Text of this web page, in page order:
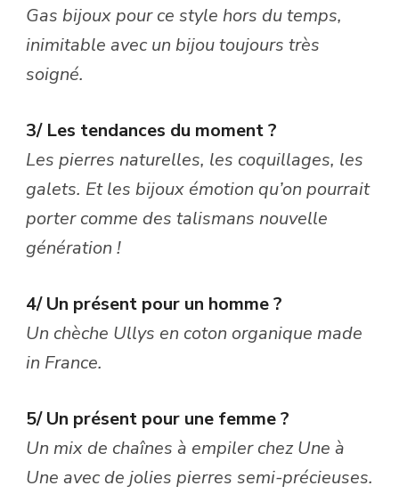
Gas bijoux pour ce style hors du temps,
inimitable avec un bijou toujours très
soigné.
3/ Les tendances du moment ?
Les pierres naturelles, les coquillages, les
galets. Et les bijoux émotion qu’on pourrait
porter comme des talismans nouvelle
génération !
4/ Un présent pour un homme ?
Un chèche Ullys en coton organique made
in France.
5/ Un présent pour une femme ?
Un mix de chaînes à empiler chez Une à
Une avec de jolies pierres semi-précieuses.